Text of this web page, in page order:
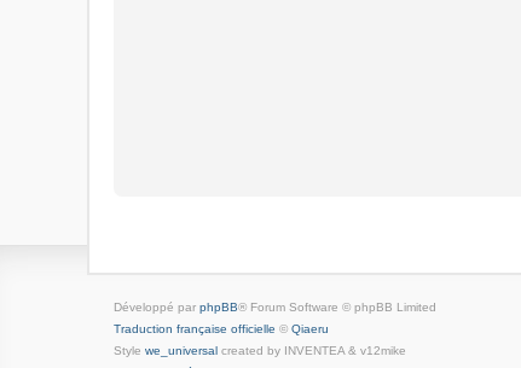
Développé par phpBB® Forum Software © phpBB Limited
Traduction française officielle © Qiaeru
Style we_universal created by INVENTEA & v12mike